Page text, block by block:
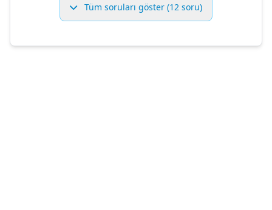
Tüm soruları göster (12 soru)